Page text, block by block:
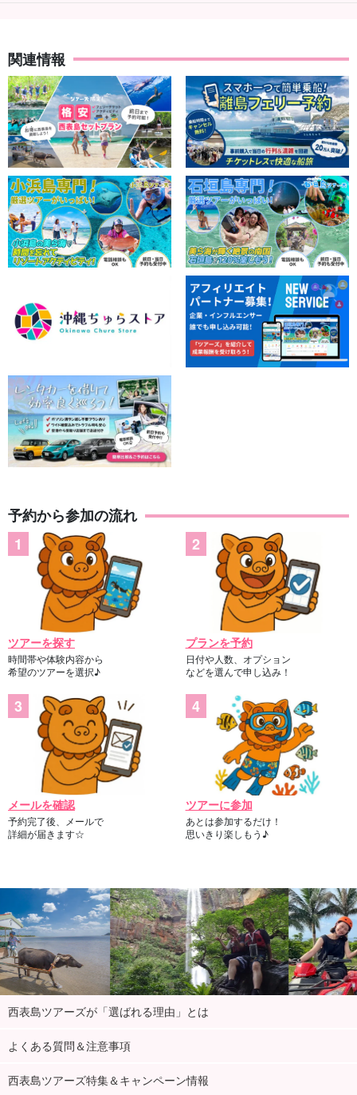
関連情報
予約から参加の流れ
ツアーを探す
時間帯や体験内容から
希望のツアーを選択♪
プランを予約
日付や人数、オプション
などを選んで申し込み！
メールを確認
予約完了後、メールで
詳細が届きます☆
ツアーに参加
あとは参加するだけ！
思いきり楽しもう♪
西表島ツアーズが「選ばれる理由」とは
よくある質問＆注意事項
西表島ツアーズ特集＆キャンペーン情報